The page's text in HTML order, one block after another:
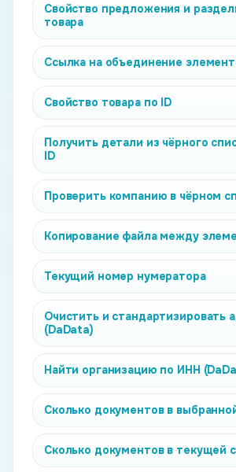
Свойство предложения и
товара
Ссылка на объединение
Свойство товара по ID
Получить детали из чёрного
ID
Проверить компанию в чёрном
Копирование файла между
Текущий номер нумератора
Очистить и стандартизировать
(DaData)
Найти организацию по ИНН
Сколько документов в
Сколько документов в текущей